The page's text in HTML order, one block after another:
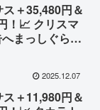
ス＋35,480円＆
！📈 クリスマ
まっしぐら
2025.12.07
ス＋11,980円＆